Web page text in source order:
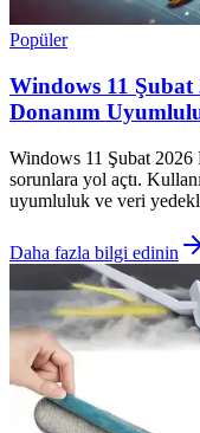
Popüler
Windows 11 Şubat
Donanım
Windows 11 Şubat 2026
sorunlara yol açtı.
uyumluluk ve veri
Daha fazla bilgi edinin